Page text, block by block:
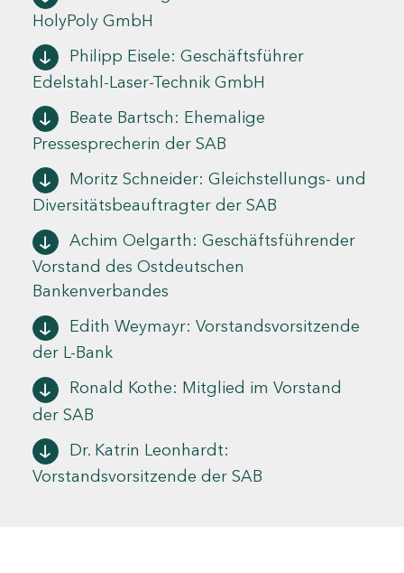
HolyPoly GmbH
Philipp Eisele: Geschäftsführer
Edelstahl-Laser-Technik GmbH
Beate Bartsch: Ehemalige
Pressesprecherin der SAB
Moritz Schneider: Gleichstellungs- und
Diversitätsbeauftragter der SAB
Achim Oelgarth: Geschäftsführender
Vorstand des Ostdeutschen
Bankenverbandes
Edith Weymayr: Vorstandsvorsitzende
der L-Bank
Ronald Kothe: Mitglied im Vorstand
der SAB
Dr. Katrin Leonhardt:
Vorstandsvorsitzende der SAB